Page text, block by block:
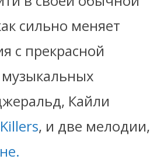
сильно меняет
с прекрасной
Кайли
, и две мелодии,